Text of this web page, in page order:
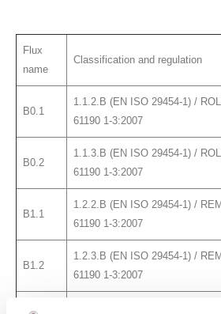
Flux
name
Classification and regulation
B0.1
1.1.2.B (EN ISO 29454-1) /
61190 1-3:2007
B0.2
1.1.3.B (EN ISO 29454-1) /
61190 1-3:2007
B1.1
1.2.2.B (EN ISO 29454-1) /
61190 1-3:2007
B1.2
1.2.3.B (EN ISO 29454-1) /
61190 1-3:2007
1.1.2.B (EN ISO 29454-1) /